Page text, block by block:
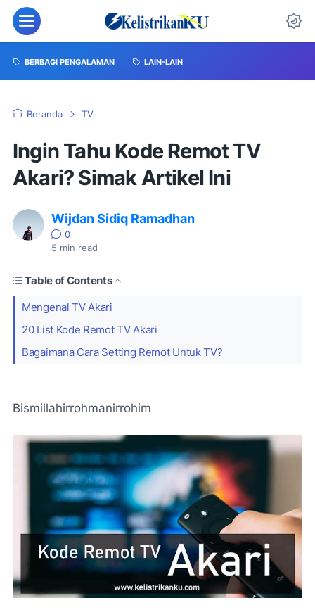
BERBAGI PENGALAMAN LAIN-LAIN
Beranda TV
Ingin Tahu Kode Remot TV
Akari? Simak Artikel Ini
Wijdan Sidiq Ramadhan
0
5 min read
Table of Contents
Mengenal TV Akari
20 List Kode Remot TV Akari
Bagaimana Cara Setting Remot Untuk TV?
Bismillahirrohmanirrohim